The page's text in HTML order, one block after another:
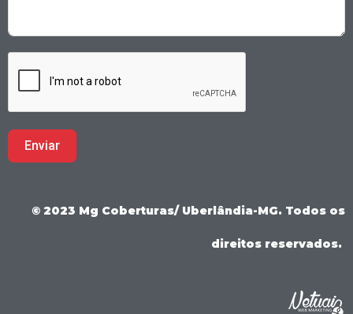
Enviar
© 2023 Mg Coberturas/ Uberlândia-MG. Todos os
direitos reservados.